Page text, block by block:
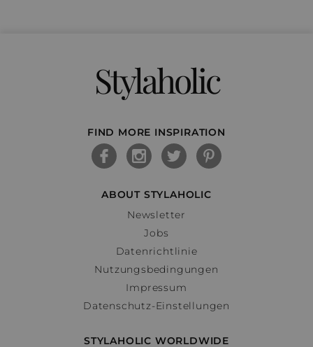
Stylaholic
FIND MORE INSPIRATION
ABOUT STYLAHOLIC
Newsletter
Jobs
Datenrichtlinie
Nutzungsbedingungen
Impressum
Datenschutz-Einstellungen
STYLAHOLIC WORLDWIDE